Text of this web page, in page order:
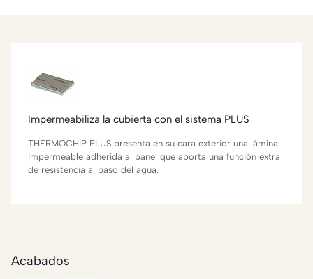
Impermeabiliza la cubierta con el sistema PLUS
THERMOCHIP PLUS presenta en su cara exterior una lámina
impermeable adherida al panel que aporta una función extra
de resistencia al paso del agua.
Acabados